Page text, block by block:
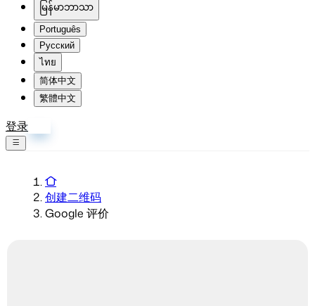
မြန်မာဘာသာ
Português
Русский
ไทย
简体中文
繁體中文
登录
创建二维码
Google 评价